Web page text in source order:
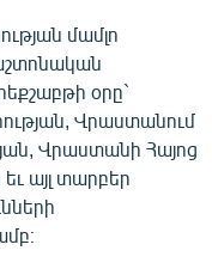
մամլո
օրը`
Վրաստանում
Վրաստանի Հայոց
այլ տարբեր